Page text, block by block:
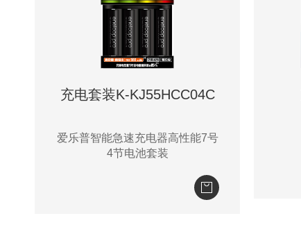
充电套装K-KJ55HCC04C
爱乐普智能急速充电器高性能7号
4节电池套装